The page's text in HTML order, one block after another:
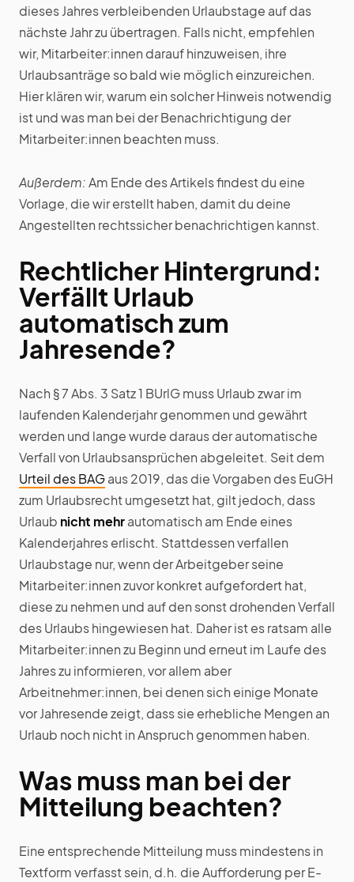
dieses Jahres verbleibenden Urlaubstage auf das
nächste Jahr zu übertragen. Falls nicht, empfehlen
wir, Mitarbeiter:innen darauf hinzuweisen, ihre
Urlaubsanträge so bald wie möglich einzureichen.
Hier klären wir, warum ein solcher Hinweis notwendig
ist und was man bei der Benachrichtigung der
Mitarbeiter:innen beachten muss.
Außerdem:Am Ende des Artikels findest du eine
Vorlage, die wir erstellt haben, damit du deine
Angestellten rechtssicher benachrichtigen kannst.
Rechtlicher Hintergrund:
Verfällt Urlaub
automatisch zum
Jahresende?
Nach § 7 Abs. 3 Satz 1 BUrlG muss Urlaub zwar im
laufenden Kalenderjahr genommen und gewährt
werden und lange wurde daraus der automatische
Verfall von Urlaubsansprüchen abgeleitet. Seit dem
Urteil des BAGaus 2019, das die Vorgaben des EuGH
zum Urlaubsrecht umgesetzt hat, gilt jedoch, dass
Urlaub nicht mehrautomatisch am Ende eines
Kalenderjahres erlischt. Stattdessen verfallen
Urlaubstage nur, wenn der Arbeitgeber seine
Mitarbeiter:innen zuvor konkret aufgefordert hat,
diese zu nehmen und auf den sonst drohenden Verfall
des Urlaubs hingewiesen hat. Daher ist es ratsam alle
Mitarbeiter:innen zu Beginn und erneut im Laufe des
Jahres zu informieren, vor allem aber
Arbeitnehmer:innen, bei denen sich einige Monate
vor Jahresende zeigt, dass sie erhebliche Mengen an
Urlaub noch nicht in Anspruch genommen haben.
Was muss man bei der
Mitteilung beachten?
Eine entsprechende Mitteilung muss mindestens in
Textform verfasst sein, d.h. die Aufforderung per E-